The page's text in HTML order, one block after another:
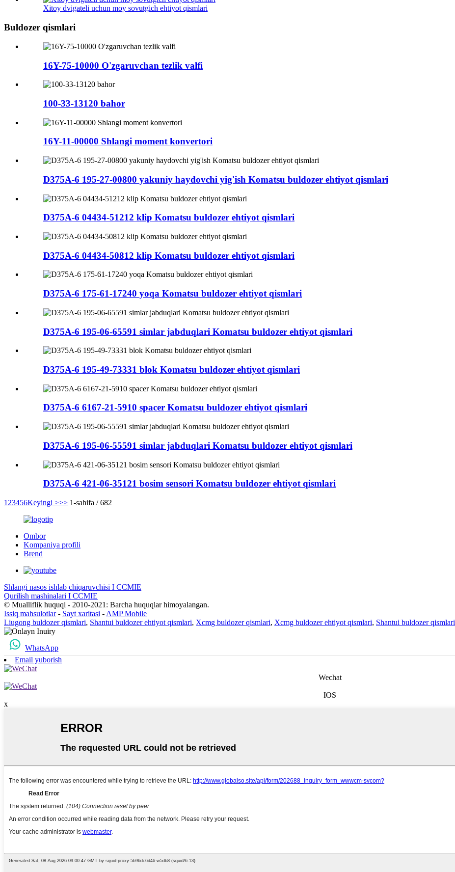
Xitoy dvigateli uchun moy sovutgich ehtiyot qismlari
Buldozer qismlari
16Y-75-10000 O'zgaruvchan tezlik valfi
100-33-13120 bahor
16Y-11-00000 Shlangi moment konvertori
D375A-6 195-27-00800 yakuniy haydovchi yig'ish Komatsu buldozer ehtiyot qismlari
D375A-6 04434-51212 klip Komatsu buldozer ehtiyot qismlari
D375A-6 04434-50812 klip Komatsu buldozer ehtiyot qismlari
D375A-6 175-61-17240 yoqa Komatsu buldozer ehtiyot qismlari
D375A-6 195-06-65591 simlar jabduqlari Komatsu buldozer ehtiyot qismlari
D375A-6 195-49-73331 blok Komatsu buldozer ehtiyot qismlari
D375A-6 6167-21-5910 spacer Komatsu buldozer ehtiyot qismlari
D375A-6 195-06-55591 simlar jabduqlari Komatsu buldozer ehtiyot qismlari
D375A-6 421-06-35121 bosim sensori Komatsu buldozer ehtiyot qismlari
1 23456Keyingi >>> 1-sahifa / 682
Ombor
Kompaniya profili
Brend
Shlangi nasos ishlab chiqaruvchisi I CCMIE
Qurilish mashinalari I CCMIE
© Mualliflik huquqi - 2010-2021: Barcha huquqlar himoyalangan.
Issiq mahsulotlar- Sayt xaritasi - AMP Mobile
Liugong buldozer qismlari, Shantui buldozer ehtiyot qismlari, Xcmg buldozer qismlari, Xcmg buldozer ehtiyot qismlari, Shantui buldozer qismlari
WhatsApp
Email yuborish
Wechat
IOS
x